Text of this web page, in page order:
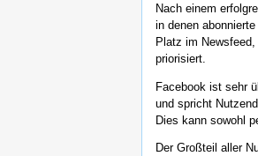
Nach einem
in denen
Platz im
priorisiert.
Facebook ist sehr
und spricht
Dies kann sowohl
Der Großteil aller